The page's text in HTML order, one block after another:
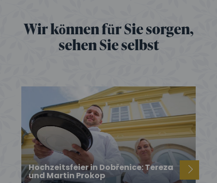
Wir können für Sie sorgen,
sehen Sie selbst
Hochzeitsfeier in Dobřenice: Tereza
und Martin Prokop